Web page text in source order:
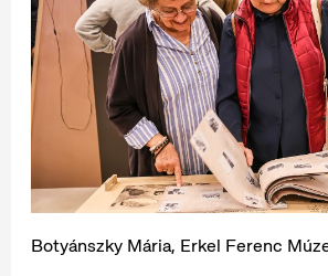
Botyánszky Mária, Erkel Ferenc